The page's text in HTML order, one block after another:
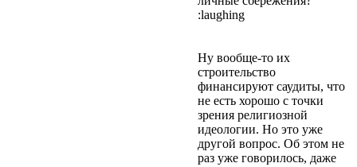
:laughing
Ну вообще-то их
строительство
финансируют саудиты, что
не есть хорошо с точки
зрения религиозной
идеологии. Но это уже
другой вопрос. Об этом не
раз уже говорилось, даже